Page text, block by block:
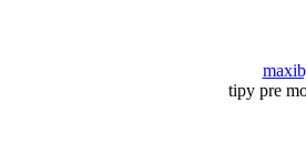
tipy pre